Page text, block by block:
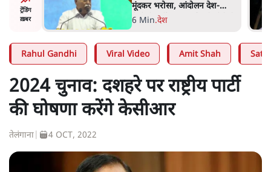
ट्रेंडिंग
ख़बर
बोले थे-
की सड़क हादसे में मौत, जेल में बंद
भाई से मिलने जा रहे थे
5 Min.उत्तर प्रदेश
Rahul Gandhi Viral Video Amit Shah
2024 चुनाव: दशहरे पर राष्ट्रीय पार्टी
की घोषणा करेंगे केसीआर
तेलंगाना 4 OCT, 2022